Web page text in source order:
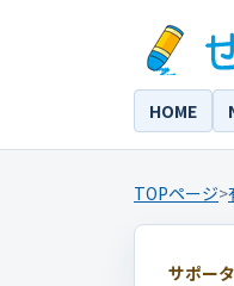
HOME
TOPページ>
サポー